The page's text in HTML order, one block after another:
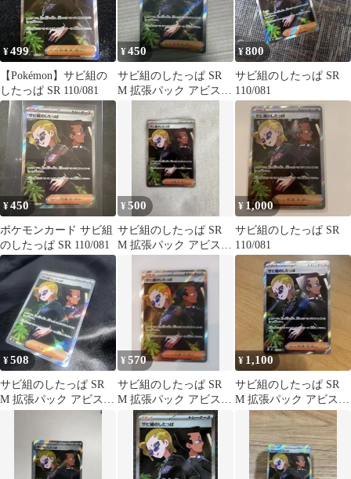
¥499
【Pokémon】サビ組の
したっぱ SR 110/081
¥450
サビ組のしたっぱ SR
M 拡張パック アビスア
¥800
サビ組のしたっぱ SR
110/081
¥450
ポケモンカード サビ組
のしたっぱ SR 110/081
¥500
サビ組のしたっぱ SR
M 拡張パック アビスア
¥ 1,000
サビ組のしたっぱ SR
110/081
¥508
サビ組のしたっぱ SR
M 拡張パック アビスア
¥570
サビ組のしたっぱ SR
M 拡張パック アビスア
イ キラ 110/081
¥ 1,100
サビ組のしたっぱ SR
M 拡張パック アビスア
イ キラ 110/081